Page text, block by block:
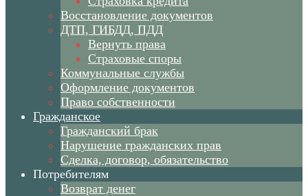
Восстановление документов
ДТП, ГИБДД, ПДД
Вернуть права
Страховые споры
Коммунальные службы
Оформление документов
Право собственности
Гражданское
Гражданский брак
Нарушение гражданских прав
Сделка, договор, обязательство
Потребителям
Возврат денег